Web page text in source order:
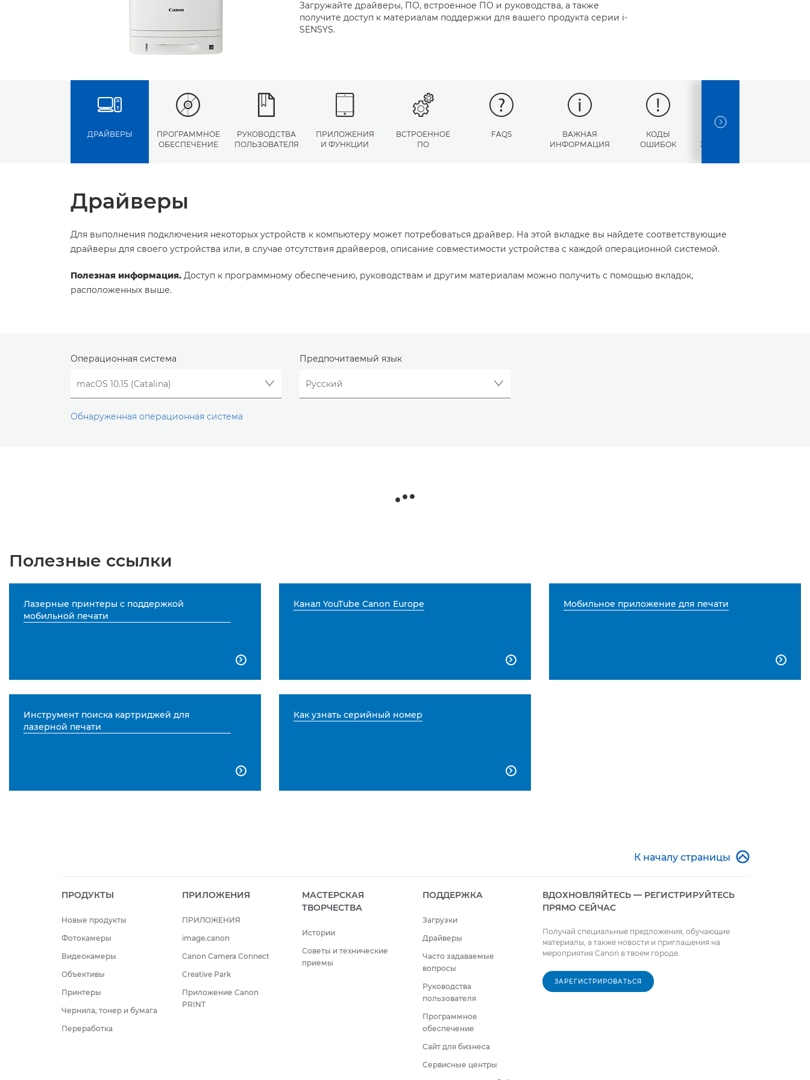
Загружайте драйверы, ПО, встроенное ПО и руководства, а также
получите доступ к материалам поддержки для вашего продукта серии i-
SENSYS.
ДРАЙВЕРЫ
ПРОГРАММНОЕ
ОБЕСПЕЧЕНИЕ
РУКОВОДСТВА
ПОЛЬЗОВАТЕЛЯ
ПРИЛОЖЕНИЯ
И ФУНКЦИИ
ВСТРОЕННОЕ
ПО
FAQS
ВАЖНАЯ
ИНФОРМАЦИЯ
КОДЫ
ОШИБОК
ХАРАКТЕРИСТИКИ
NEXT SLIDE
Драйверы
Для выполнения подключения некоторых устройств к компьютеру может потребоваться драйвер. На этой вкладке вы найдете соответствующие
драйверы для своего устройства или, в случае отсутствия драйверов, описание совместимости устройства с каждой операционной системой.
Полезная информация. Доступ к программному обеспечению, руководствам и другим материалам можно получить с помощью вкладок,
расположенных выше.
Операционная система
Обнаруженная операционная система
Предпочитаемый язык
Полезные ссылки
Лазерные принтеры с поддержкой
мобильной печати

Канал YouTube Canon Europe

Мобильное приложение для печати

Инструмент поиска картриджей для
лазерной печати

Как узнать серийный номер

К началу страницы 
ПРОДУКТЫ
Новые продукты
Фотокамеры
Видеокамеры
Объективы
Принтеры
Чернила, тонер и бумага
Переработка
ПРИЛОЖЕНИЯ
ПРИЛОЖЕНИЯ
image.canon
Canon Camera Connect
Creative Park
Приложение Canon
PRINT
МАСТЕРСКАЯ
ТВОРЧЕСТВА
Истории
Советы и технические
приемы
ПОДДЕРЖКА
Загрузки
Драйверы
Часто задаваемые
вопросы
Руководства
пользователя
Программное
обеспечение
Сайт для бизнеса
Сервисные центры
ВДОХНОВЛЯЙТЕСЬ — РЕГИСТРИРУЙТЕСЬ
ПРЯМО СЕЙЧАС
Получай специальные предложения, обучающие
материалы, а также новости и приглашения на
мероприятия Canon в твоем городе.
ЗАРЕГИСТРИРОВАТЬСЯ